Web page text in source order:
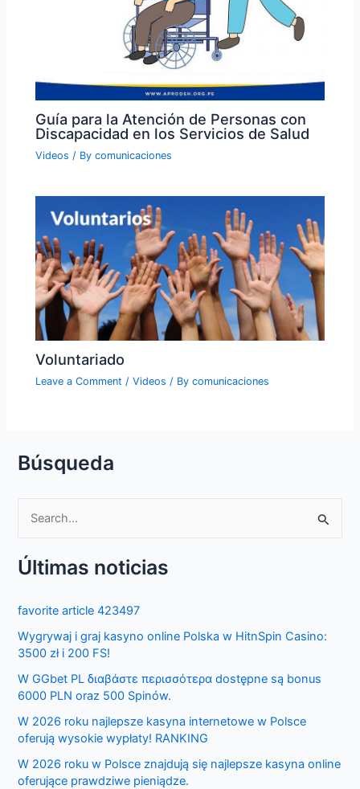
Guía para la Atención de Personas con
Discapacidad en los Servicios de Salud
Videos / Bycomunicaciones
Voluntariado
Leave a Comment /Videos / Bycomunicaciones
Búsqueda
a
c
h
f
o
Últimas noticias
favorite article 423497
Wygrywaj i graj kasyno online Polska w HitnSpin Casino:
3500 zł i 200 FS!
W GGbet PL διαβάστε περισσότερα dostępne są bonus
6000 PLN oraz 500 Spinów.
W 2026 roku najlepsze kasyna internetowe w Polsce
oferują wysokie wypłaty! RANKING
W 2026 roku w Polsce znajdują się najlepsze kasyna online
oferujące prawdziwe pieniądze.